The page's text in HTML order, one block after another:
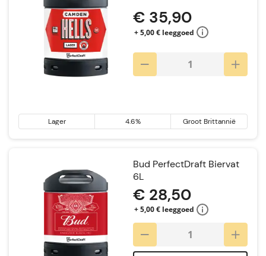
€ 35,90
+ 5,00 € leeggoed
Lager 4.6% Groot Brittannië
Bud PerfectDraft Biervat
6L
€ 28,50
+ 5,00 € leeggoed